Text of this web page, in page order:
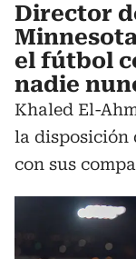
Director
el fútbol
nadie
Khaled El-
la disposición
con sus